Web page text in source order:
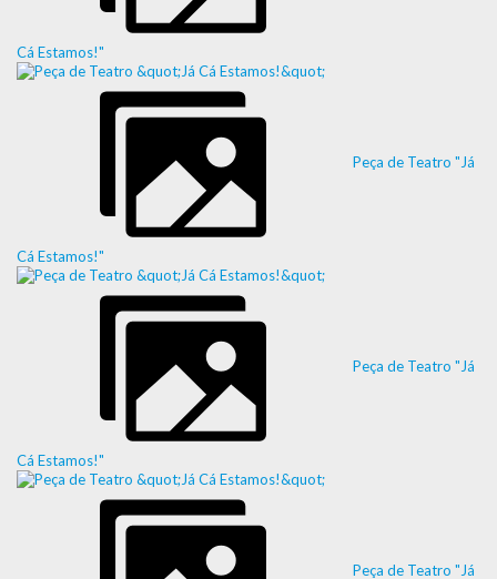
Cá Estamos!"
Peça de Teatro "Já
Cá Estamos!"
Peça de Teatro "Já
Cá Estamos!"
Peça de Teatro "Já